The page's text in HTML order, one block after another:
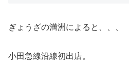
ぎょうざの満洲によると、、、
小田急線沿線初出店。